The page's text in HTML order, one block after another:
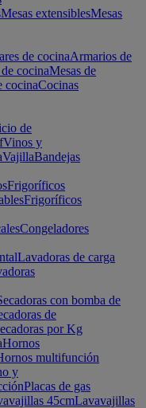
Mesas extensiblesMesas
de cocinaArmarios de
cocinaMesas de
cocinaCocinas
de
Vinos y
VajillaBandejas
Frigoríficos
Frigoríficos
Congeladores
Lavadoras de carga
con bomba de
de
por Kg
Hornos
multifunción
y
Placas de gas
45cmLavavajillas